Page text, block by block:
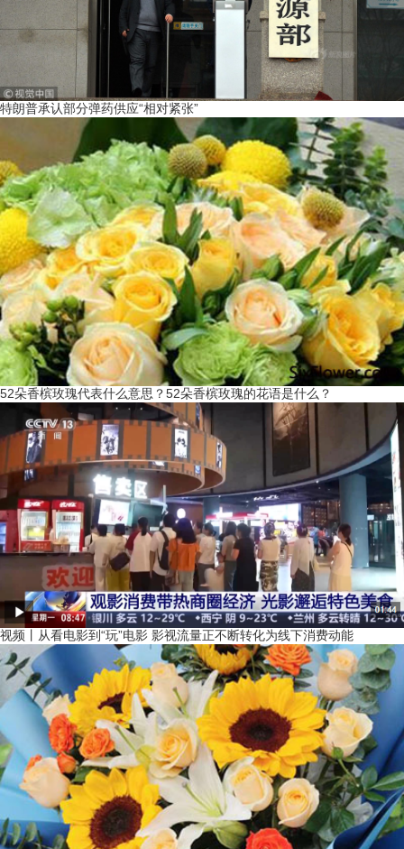
特朗普承认部分弹药供应“相对紧张”
52朵香槟玫瑰代表什么意思？52朵香槟玫瑰的花语是什么？
视频丨从看电影到“玩”电影 影视流量正不断转化为线下消费动能